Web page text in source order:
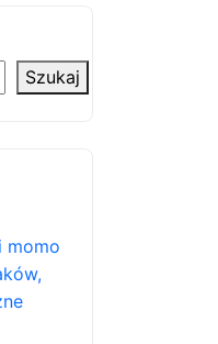
Szukaj
momo